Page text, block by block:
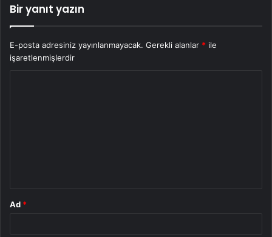
Bir yanıt yazın
E-posta adresiniz yayınlanmayacak. Gerekli alanlar * ile
işaretlenmişlerdir
Ad *